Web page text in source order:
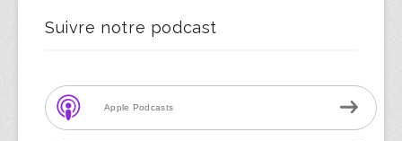
Suivre notre podcast
Apple Podcasts